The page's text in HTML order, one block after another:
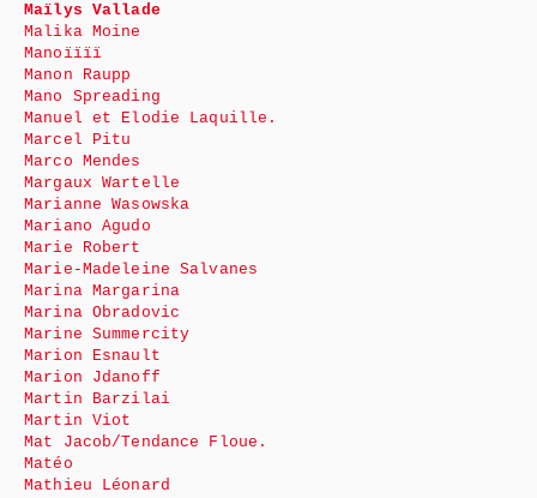
Maïlys Vallade
Malika Moine
Manoïïïï
Manon Raupp
Mano Spreading
Manuel et Elodie Laquille.
Marcel Pitu
Marco Mendes
Margaux Wartelle
Marianne Wasowska
Mariano Agudo
Marie Robert
Marie-Madeleine Salvanes
Marina Margarina
Marina Obradovic
Marine Summercity
Marion Esnault
Marion Jdanoff
Martin Barzilai
Martin Viot
Mat Jacob/Tendance Floue.
Matéo
Mathieu Léonard